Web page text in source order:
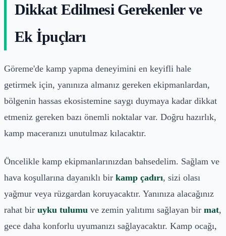
Dikkat Edilmesi Gerekenler ve
Ek İpuçları
Göreme'de kamp yapma deneyimini en keyifli hale
getirmek için, yanınıza almanız gereken ekipmanlardan,
bölgenin hassas ekosistemine saygı duymaya kadar dikkat
etmeniz gereken bazı önemli noktalar var. Doğru hazırlık,
kamp maceranızı unutulmaz kılacaktır.
Öncelikle kamp ekipmanlarınızdan bahsedelim. Sağlam ve
hava koşullarına dayanıklı bir kamp çadırı, sizi olası
yağmur veya rüzgardan koruyacaktır. Yanınıza alacağınız
rahat bir uyku tulumu ve zemin yalıtımı sağlayan bir mat,
gece daha konforlu uyumanızı sağlayacaktır. Kamp ocağı,